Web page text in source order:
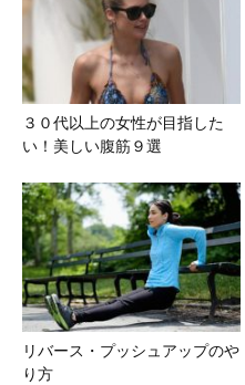
３０代以上の女性が目指した
い！美しい腹筋９選
リバース・プッシュアップのや
り方